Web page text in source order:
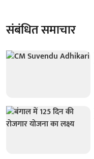
संबंधित समाचार